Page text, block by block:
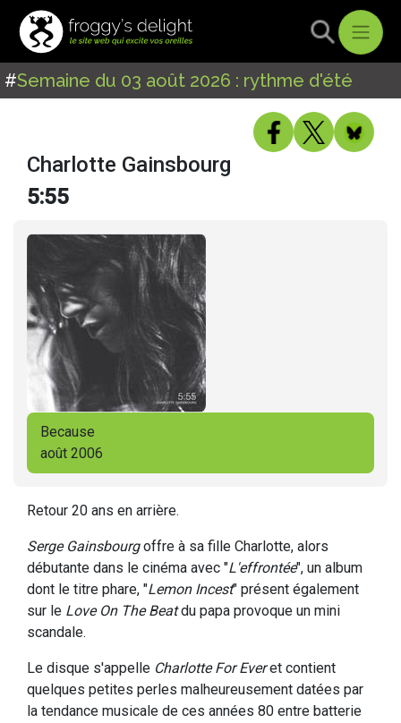
#Semaine du 03 août 2026 : rythme d'été
Charlotte Gainsbourg
5:55
Because
août 2006
Retour 20 ans en arrière.
Serge Gainsbourgoffre à sa fille Charlotte, alors
débutante dans le cinéma avec "L'effrontée", un album
dont le titre phare, "Lemon Incest" présent également
sur le Love On The Beatdu papa provoque un mini
scandale.
Le disque s'appelle Charlotte For Everet contient
quelques petites perles malheureusement datées par
la tendance musicale de ces années 80 entre batterie